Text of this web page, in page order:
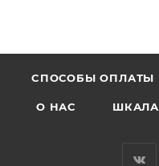
CПОСОБЫ ОПЛАТЫ
О НАС